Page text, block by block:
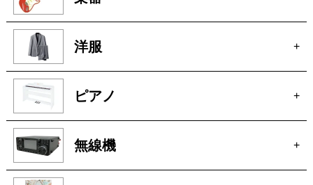
ピアノ +
無線機 +
着物 +
釣具 +